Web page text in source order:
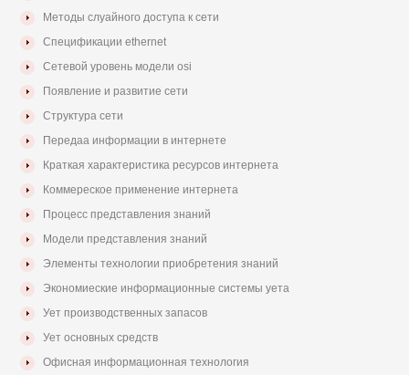
Методы слуайного доступа к сети
Спецификации ethernet
Сетевой уровень модели osi
Появление и развитие сети
Структура сети
Передаа информации в интернете
Краткая характеристика ресурсов интернета
Коммереское применение интернета
Процесс представления знаний
Модели представления знаний
Элементы технологии приобретения знаний
Экономиеские информационные системы уета
Ует производственных запасов
Ует основных средств
Офисная информационная технология